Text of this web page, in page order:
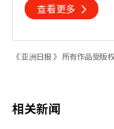
查看更多
《 亚洲日报 》 所有作品受版
相关新闻